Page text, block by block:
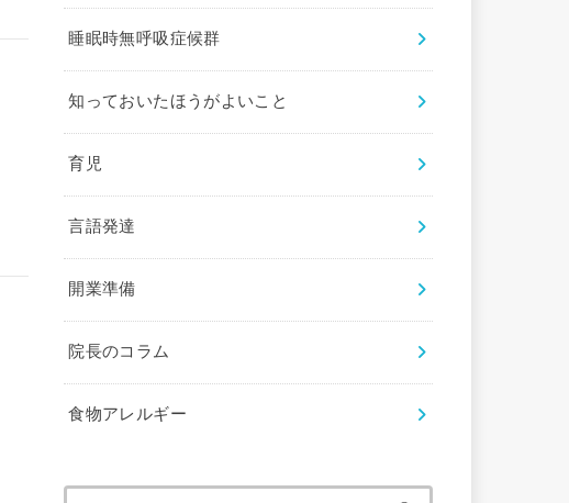
睡眠時無呼吸症候群
知っておいたほうがよいこと
育児
言語発達
開業準備
院長のコラム
食物アレルギー